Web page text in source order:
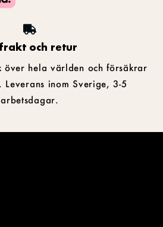
och retur
över hela världen och försäkrar
inom Sverige, 3-5
arbetsdagar.